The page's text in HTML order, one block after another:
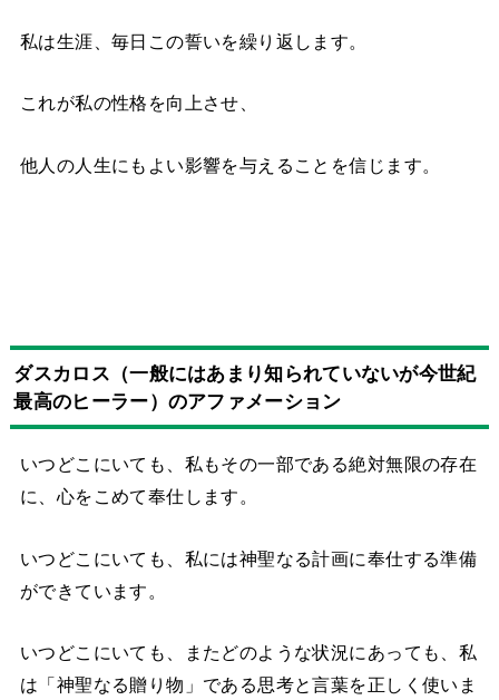
私は生涯、毎日この誓いを繰り返します。
これが私の性格を向上させ、
他人の人生にもよい影響を与えることを信じます。
ダスカロス（一般にはあまり知られていないが今世紀
最高のヒーラー）のアファメーション
いつどこにいても、私もその一部である絶対無限の存在
に、心をこめて奉仕します。
いつどこにいても、私には神聖なる計画に奉仕する準備
ができています。
いつどこにいても、またどのような状況にあっても、私
は「神聖なる贈り物」である思考と言葉を正しく使いま